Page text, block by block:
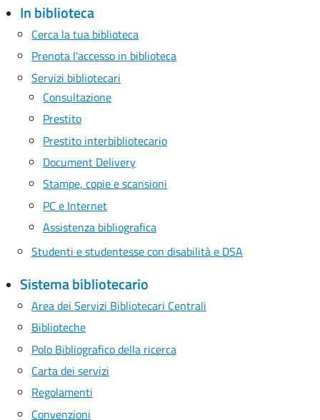
In biblioteca
Cerca la tua biblioteca
Prenota l'accesso in biblioteca
Servizi bibliotecari
Consultazione
Prestito
Prestito interbibliotecario
Document Delivery
Stampe, copie e scansioni
PC e Internet
Assistenza bibliografica
Studenti e studentesse con disabilità e DSA
Sistema bibliotecario
Area dei Servizi Bibliotecari Centrali
Biblioteche
Polo Bibliografico della ricerca
Carta dei servizi
Regolamenti
Convenzioni